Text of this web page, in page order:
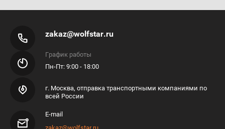
zakaz@wolfstar.ru
График работы
Пн-Пт: 9:00 - 18:00
г. Москва, отправка транспортными компаниями по
всей России
E-mail